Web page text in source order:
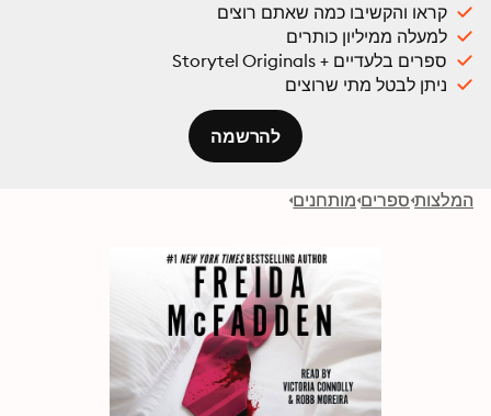
קראו והקשיבו כמה שאתם רוצים
למעלה ממיליון כותרים
ספרים בלעדיים + Storytel Originals
ניתן לבטל מתי שרוצים
להרשמה
המלצות ספרים מותחנים